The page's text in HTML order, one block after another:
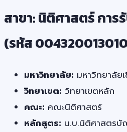
สาขา: นิติศาสตร์ การ
(รหัส
มหาวิทยาลัย: มหาวิทยาลัย
วิทยาเขต: วิทยาเขตหลัก
คณะ: คณะนิติศาสตร์
หลักสูตร: น.บ.นิติศาสตร